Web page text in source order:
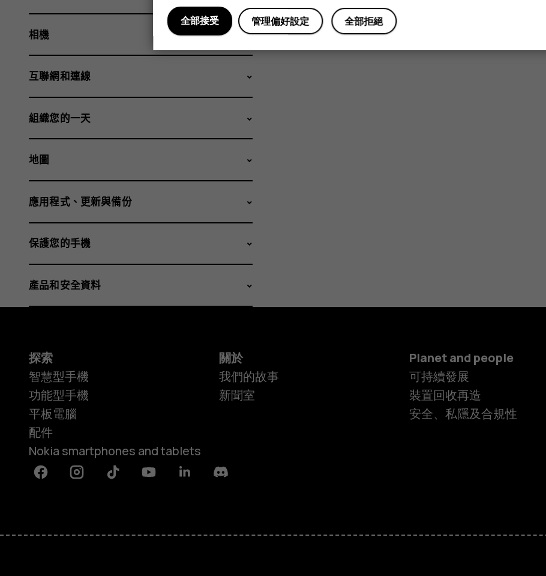
智慧型手機
相機
互聯網和連線
組織您的一天
地圖
應用程式、更新與備份
保護您的手機
產品和安全資料
探索
智慧型手機
功能型手機
平板電腦
配件
Nokia smartphones and tablets
關於
我們的故事
新聞室
Planet and people
可持續發展
裝置回收再造
安全、私隱及合規性
FacebookInstagramTiktok YoutubeLinkedinDiscord
全部拒絕
管理偏好設定
全部接受